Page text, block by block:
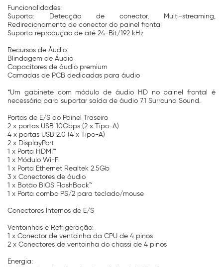
Funcionalidades:
Suporta: Detecção de conector, Multi-streaming,
Redirecionamento de conector do painel frontal
Suporta reprodução de até 24-Bit/192 kHz
Recursos de Áudio:
Blindagem de Áudio
Capacitores de áudio premium
Camadas de PCB dedicadas para áudio
*Um gabinete com módulo de áudio HD no painel frontal é
necessário para suportar saída de áudio 7.1 Surround Sound.
Portas de E/S do Painel Traseiro
2 x portas USB 10Gbps (2 x Tipo-A)
4 x portas USB 2.0 (4 x Tipo-A)
2 x DisplayPort
1 x Porta HDMI™
1 x Módulo Wi-Fi
1 x Porta Ethernet Realtek 2.5Gb
3 x Conectores de áudio
1 x Botão BIOS FlashBack™
1 x Porta combo PS/2 para teclado/mouse
Conectores Internos de E/S
Ventoinhas e Refrigeração:
1 x Conector de ventoinha da CPU de 4 pinos
2 x Conectores de ventoinha do chassi de 4 pinos
Energia: